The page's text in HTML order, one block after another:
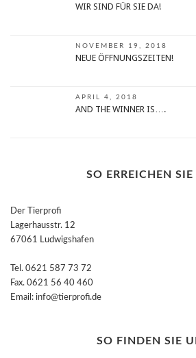
WIR SIND FÜR SIE DA!
NOVEMBER 19, 2018
NEUE ÖFFNUNGSZEITEN!
APRIL 4, 2018
AND THE WINNER IS….
SO ERREICHEN SIE
Der Tierprofi
Lagerhausstr. 12
67061 Ludwigshafen
Tel. 0621 587 73 72
Fax. 0621 56 40 460
Email: info@tierprofi.de
SO FINDEN SIE